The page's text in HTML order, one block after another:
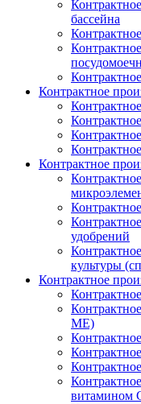
бассейна
Контрактное
Контрактное
удобрений
культуры
Контрактное
МЕ)
витамином